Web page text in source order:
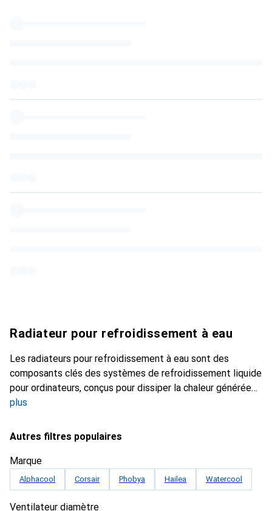
Radiateur pour refroidissement à eau
Les radiateurs pour refroidissement à eau sont des
composants clés des systèmes de refroidissement liquide
pour ordinateurs, conçus pour dissiper la chaleur générée
plus
Autres filtres populaires
Marque
Alphacool Corsair Phobya Hailea Watercool
Ventilateur diamètre